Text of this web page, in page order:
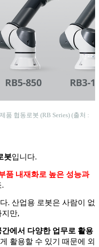
품 협동로봇 (RB Series) (출처 :
봇입니다.
품 내재화로 높은 성능과
.
. 산업용 로봇은 사람이 없
만,
에서 다양한 업무로 활용
활용할 수 있기 때문에 외